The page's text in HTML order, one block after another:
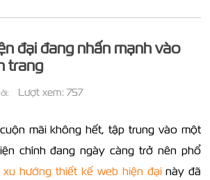
đại đang nhấn mạnh vào
trang
Lượt xem: 757
mãi không hết, tập trung vào một
chính đang ngày càng trở nên phổ
xu hướng thiết kế web hiện đạinày đã